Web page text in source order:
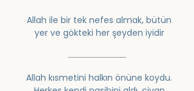
Allah ile bir tek nefes almak, bütün
yer ve gökteki her şeyden iyidir
Allah kısmetini halkın önüne koydu.